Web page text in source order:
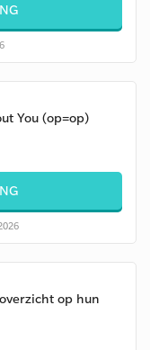
You (op=op)
op hun